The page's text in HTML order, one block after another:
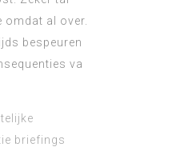
omdat al over.
bespeuren
va
briefings